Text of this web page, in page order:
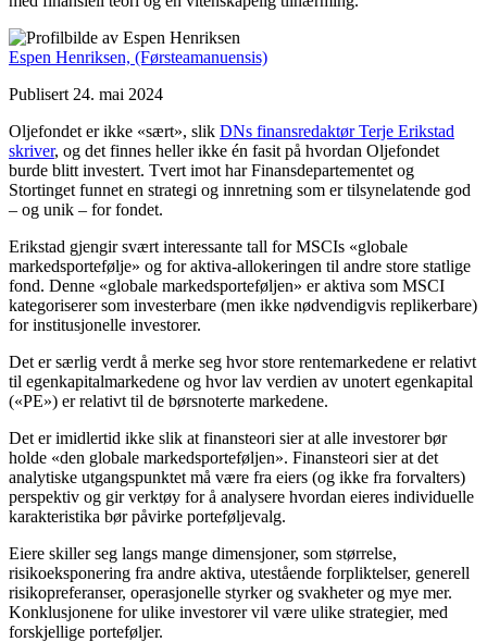
Espen Henriksen, (Førsteamanuensis)
Publisert 24. mai 2024
Oljefondet er ikke «sært», slik DNs finansredaktør Terje Erikstad
skriver, og det finnes heller ikke én fasit på hvordan Oljefondet
burde blitt investert. Tvert imot har Finansdepartementet og
Stortinget funnet en strategi og innretning som er tilsynelatende god
– og unik – for fondet.
Erikstad gjengir svært interessante tall for MSCIs «globale
markedsportefølje» og for aktiva-allokeringen til andre store statlige
fond. Denne «globale markedsporteføljen» er aktiva som MSCI
kategoriserer som investerbare (men ikke nødvendigvis replikerbare)
for institusjonelle investorer.
Det er særlig verdt å merke seg hvor store rentemarkedene er relativt
til egenkapitalmarkedene og hvor lav verdien av unotert egenkapital
(«PE») er relativt til de børsnoterte markedene.
Det er imidlertid ikke slik at finansteori sier at alle investorer bør
holde «den globale markedsporteføljen». Finansteori sier at det
analytiske utgangspunktet må være fra eiers (og ikke fra forvalters)
perspektiv og gir verktøy for å analysere hvordan eieres individuelle
karakteristika bør påvirke porteføljevalg.
Eiere skiller seg langs mange dimensjoner, som størrelse,
risikoeksponering fra andre aktiva, utestående forpliktelser, generell
risikopreferanser, operasjonelle styrker og svakheter og mye mer.
Konklusjonene for ulike investorer vil være ulike strategier, med
forskjellige porteføljer.